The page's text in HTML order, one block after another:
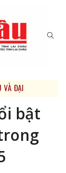
VÀ ĐẠI HỘI XIV CỦA
bật